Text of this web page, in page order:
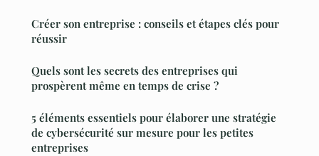
Créer son entreprise : conseils et étapes clés pour
réussir
Quels sont les secrets des entreprises qui
prospèrent même en temps de crise ?
5 éléments essentiels pour élaborer une stratégie
de cybersécurité sur mesure pour les petites
entreprises